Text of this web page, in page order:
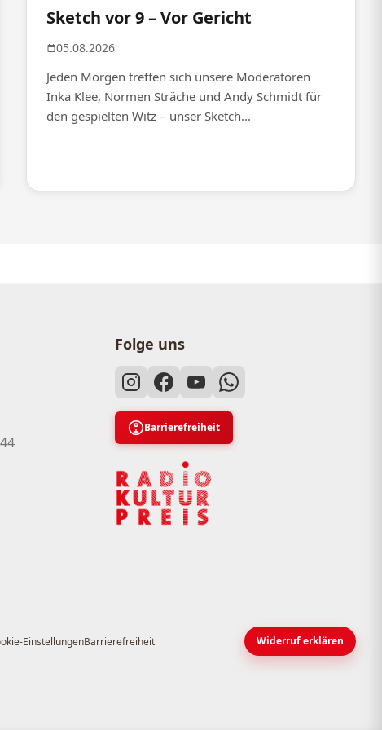
Sketch vor 9 – Vor Gericht
05.08.2026
Jeden Morgen treffen sich unsere Moderatoren
Inka Klee, Normen Sträche und Andy Schmidt für
den gespielten Witz – unser Sketch...
Folge uns
Barrierefreiheit
EinstellungenBarrierefreiheit Widerruf erklären